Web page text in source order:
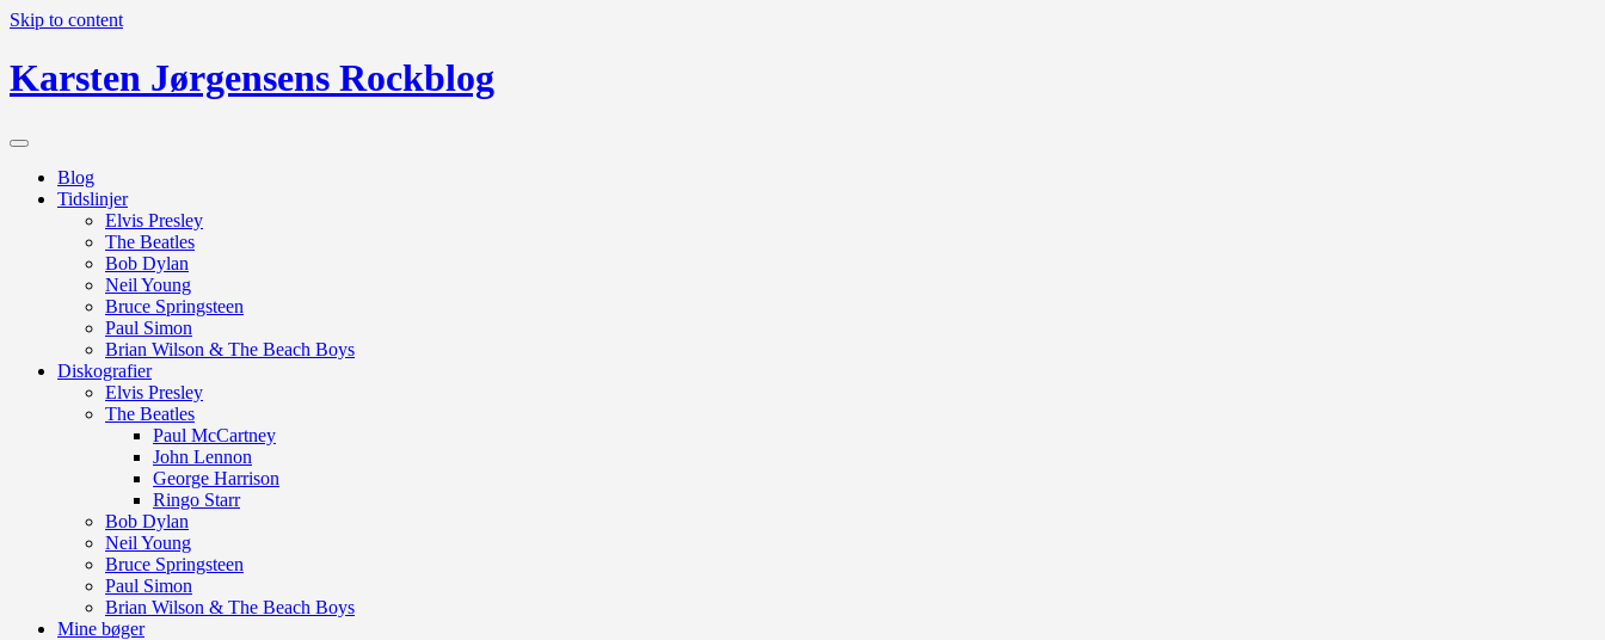
Skip to content
Karsten Jørgensens Rockblog
Blog
Tidslinjer
Elvis Presley
The Beatles
Bob Dylan
Neil Young
Bruce Springsteen
Paul Simon
Brian Wilson & The Beach Boys
Diskografier
Elvis Presley
The Beatles
Paul McCartney
John Lennon
George Harrison
Ringo Starr
Bob Dylan
Neil Young
Bruce Springsteen
Paul Simon
Brian Wilson & The Beach Boys
Mine bøger